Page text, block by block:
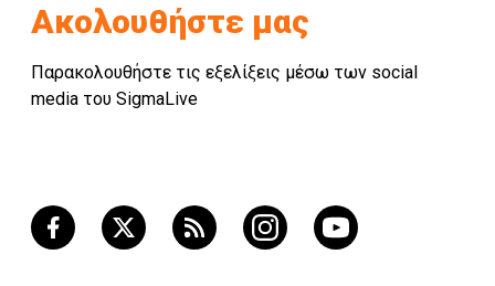
Ακολουθήστε μας
Παρακολουθήστε τις εξελίξεις μέσω των social
media του SigmaLive